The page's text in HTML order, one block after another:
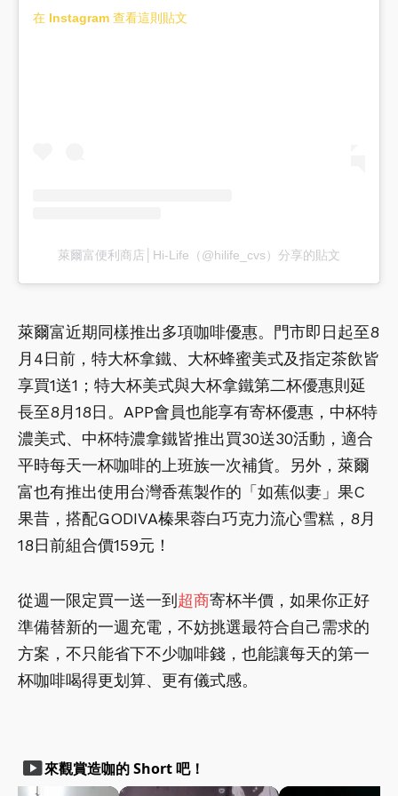
在 Instagram 查看這則貼文
萊爾富便利商店│Hi-Life（@hilife_cvs）分享的貼文
萊爾富近期同樣推出多項咖啡優惠。門市即日起至8
月4日前，特大杯拿鐵、大杯蜂蜜美式及指定茶飲皆
享買1送1；特大杯美式與大杯拿鐵第二杯優惠則延
長至8月18日。APP會員也能享有寄杯優惠，中杯特
濃美式、中杯特濃拿鐵皆推出買30送30活動，適合
平時每天一杯咖啡的上班族一次補貨。另外，萊爾
富也有推出使用台灣香蕉製作的「如蕉似妻」果C
果昔，搭配GODIVA榛果蓉白巧克力流心雪糕，8月
18日前組合價159元！
從週一限定買一送一到超商寄杯半價，如果你正好
準備替新的一週充電，不妨挑選最符合自己需求的
方案，不只能省下不少咖啡錢，也能讓每天的第一
杯咖啡喝得更划算、更有儀式感。
smart_display來觀賞造咖的 Short 吧！